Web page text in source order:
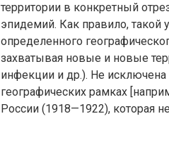
территории в конкретный
эпидемий. Как правило, такой
определенного
захватывая новые и новые
инфекции и др.). Не
географических рамках
России (1918—1922), которая